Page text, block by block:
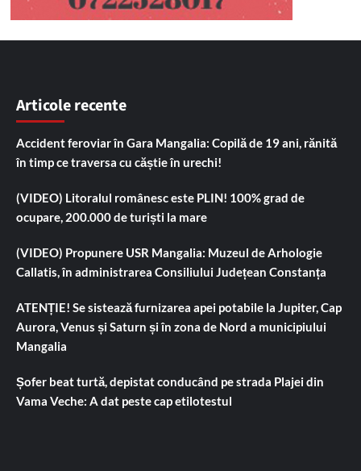
Articole recente
Accident feroviar în Gara Mangalia: Copilă de 19 ani, rănită
în timp ce traversa cu căștie în urechi!
(VIDEO) Litoralul românesc este PLIN! 100% grad de
ocupare, 200.000 de turiști la mare
(VIDEO) Propunere USR Mangalia: Muzeul de Arhologie
Callatis, în administrarea Consiliului Județean Constanța
ATENȚIE! Se sistează furnizarea apei potabile la Jupiter, Cap
Aurora, Venus și Saturn și în zona de Nord a municipiului
Mangalia
Șofer beat turtă, depistat conducând pe strada Plajei din
Vama Veche: A dat peste cap etilotestul